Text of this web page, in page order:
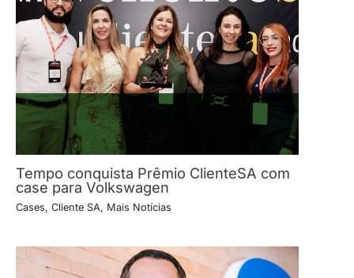
Tempo conquista Prêmio ClienteSA com
case para Volkswagen
Cases, Cliente SA, Mais Notícias